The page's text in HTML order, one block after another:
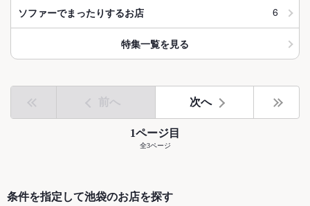
ソファーでまったりするお店 6
特集一覧を見る
前へ 次へ
1ページ目
全3ページ
条件を指定して池袋のお店を探す